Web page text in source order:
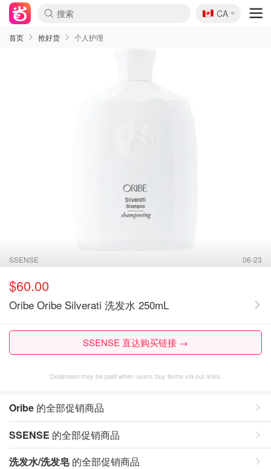
🇨🇦
CA
首页 抢好货 个人护理
SSENSE 06-23
$60.00
Oribe Oribe Silverati 洗发水 250mL
SSENSE 直达购买链接 →
Dealmoon may be paid when users buy items via our links.
Oribe 的全部促销商品
SSENSE 的全部促销商品
洗发水/洗发皂 的全部促销商品